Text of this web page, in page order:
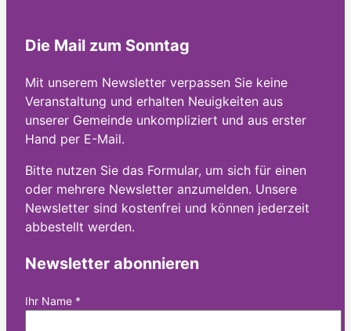
Die Mail zum Sonntag
Mit unserem Newsletter verpassen Sie keine
Veranstaltung und erhalten Neuigkeiten aus
unserer Gemeinde unkompliziert und aus erster
Hand per E-Mail.
Bitte nutzen Sie das Formular, um sich für einen
oder mehrere Newsletter anzumelden. Unsere
Newsletter sind kostenfrei und können jederzeit
abbestellt werden.
Newsletter abonnieren
Ihr Name *